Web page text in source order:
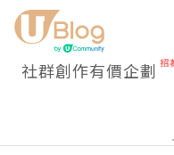
社群創作有價企劃